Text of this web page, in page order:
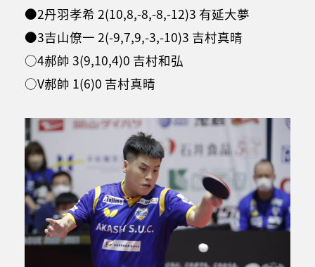
●2丹羽孝希 2(10,8,-8,-8,-12)3 有延大夢
●3吉山僚一 2(-9,7,9,-3,-10)3 吉村真晴
○4郝帥 3(9,10,4)0 吉村和弘
○V郝帥 1(6)0 吉村真晴